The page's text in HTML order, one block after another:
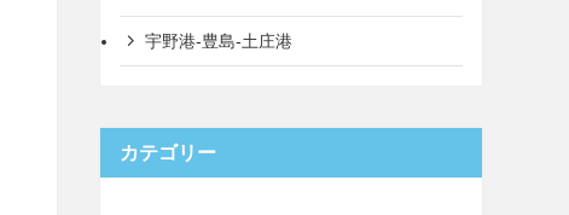
宇野港-豊島-土庄港
カテゴリー